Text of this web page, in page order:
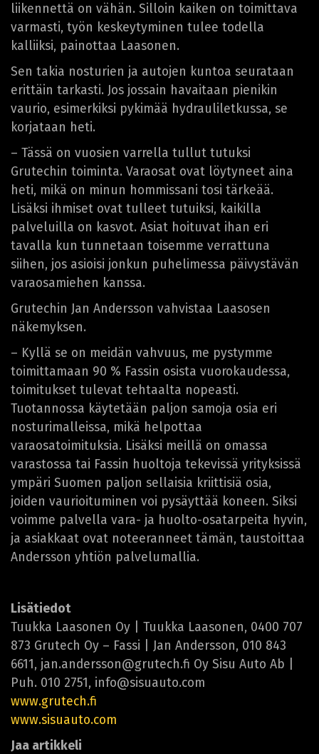
liikennettä on vähän. Silloin kaiken on toimittava
varmasti, työn keskeytyminen tulee todella
kalliiksi, painottaa Laasonen.
Sen takia nosturien ja autojen kuntoa seurataan
erittäin tarkasti. Jos jossain havaitaan pienikin
vaurio, esimerkiksi pykimää hydrauliletkussa, se
korjataan heti.
– Tässä on vuosien varrella tullut tutuksi
Grutechin toiminta. Varaosat ovat löytyneet aina
heti, mikä on minun hommissani tosi tärkeää.
Lisäksi ihmiset ovat tulleet tutuiksi, kaikilla
palveluilla on kasvot. Asiat hoituvat ihan eri
tavalla kun tunnetaan toisemme verrattuna
siihen, jos asioisi jonkun puhelimessa päivystävän
varaosamiehen kanssa.
Grutechin Jan Andersson vahvistaa Laasosen
näkemyksen.
– Kyllä se on meidän vahvuus, me pystymme
toimittamaan 90 % Fassin osista vuorokaudessa,
toimitukset tulevat tehtaalta nopeasti.
Tuotannossa käytetään paljon samoja osia eri
nosturimalleissa, mikä helpottaa
varaosatoimituksia. Lisäksi meillä on omassa
varastossa tai Fassin huoltoja tekevissä yrityksissä
ympäri Suomen paljon sellaisia kriittisiä osia,
joiden vaurioituminen voi pysäyttää koneen. Siksi
voimme palvella vara- ja huolto-osatarpeita hyvin,
ja asiakkaat ovat noteeranneet tämän, taustoittaa
Andersson yhtiön palvelumallia.
Lisätiedot
Tuukka Laasonen Oy | Tuukka Laasonen, 0400 707
873 Grutech Oy – Fassi | Jan Andersson, 010 843
6611, jan.andersson@grutech.fi Oy Sisu Auto Ab |
Puh. 010 2751, info@sisuauto.com
www.grutech.fi
www.sisuauto.com
Jaa artikkeli